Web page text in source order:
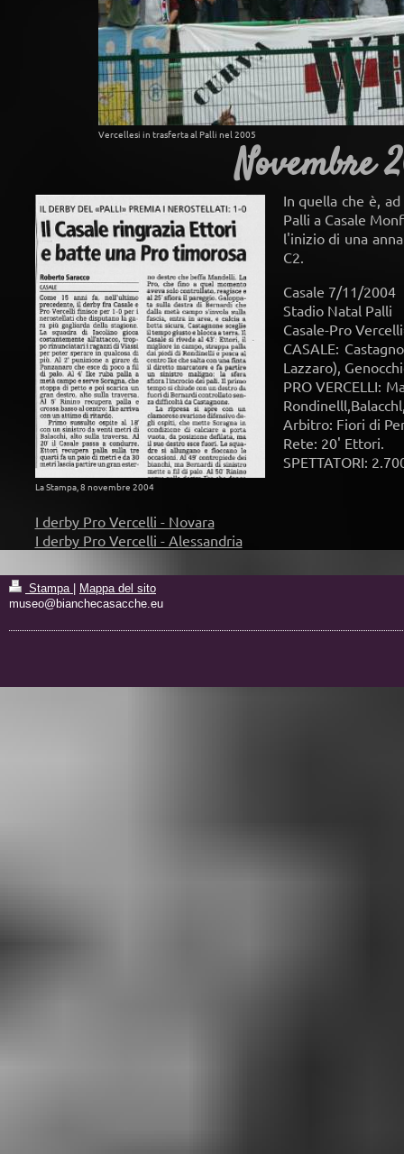
Vercellesi in trasferta al Palli nel 2005
Novembre
La Stampa, 8 novembre 2004
In quella che è,
Palli a Casale
l'inizio di una
C2.
Casale 7/11/2004
Stadio Natal Palli
Casale-Pro
CASALE:
Lazzaro),
PRO VERCELLI:
Arbitro: Fiori di
Rete: 20' Ettori.
SPETTATORI:
I derby Pro Vercelli - Novara
I derby Pro Vercelli - Alessandria
Stampa
Mappa del sito
museo@bianchecasacche.eu